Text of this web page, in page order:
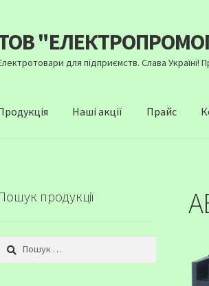
до
до
для підприємств. Слава Україні!
Наші акції Прайс
продукції
Пошук: